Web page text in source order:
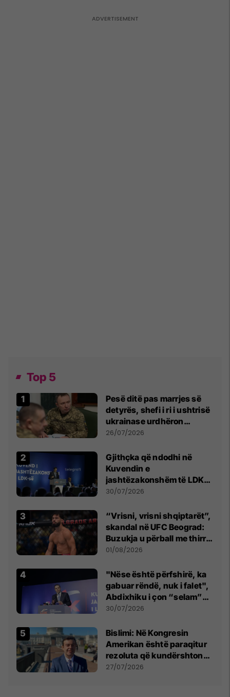
Top 5
Pesë ditë pas marrjes së
detyrës, shefi i ri i ushtrisë
ukrainase urdhëron
kontroll të madh
26/07/2026
Gjithçka që ndodhi në
Kuvendin e
jashtëzakonshëm të LDK-
së
30/07/2026
“Vrisni, vrisni shqiptarët”,
skandal në UFC Beograd:
Buzukja u përball me thirrje
anti-shqiptare nga
01/08/2026
"Nëse është përfshirë, ka
gabuar rëndë, nuk i falet",
Abdixhiku i çon “selam”
Përparim Ramës
30/07/2026
Bislimi: Në Kongresin
Amerikan është paraqitur
rezoluta që kundërshton
mbajtjen e Asamblesë
27/07/2026